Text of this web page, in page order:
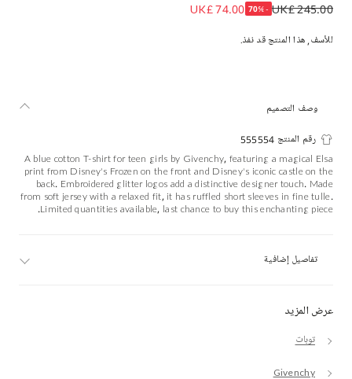
UK£ 245.00
-70%
UK£ 74.00
للأسف, هذا المنتج قد نفذ.
عرض المزيد
توبات
Givenchy
وصف التصميم
رقم المنتج 555554
A blue cotton T-shirt for teen girls by Givenchy, featuring a magical Elsa
print from Disney's Frozen on the front and Disney's iconic castle on the
back. Embroidered glitter logos add a distinctive designer touch. Made
from soft jersey with a relaxed fit, it has ruffled short sleeves in fine tulle.
Limited quantities available, last chance to buy this enchanting piece.
تفاصيل إضافية